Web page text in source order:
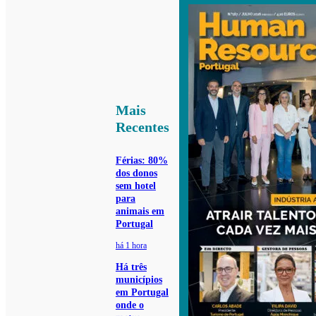
Mais
Recentes
Férias: 80%
dos donos
sem hotel
para
animais em
Portugal
há 1 hora
Há três
municípios
em Portugal
onde o